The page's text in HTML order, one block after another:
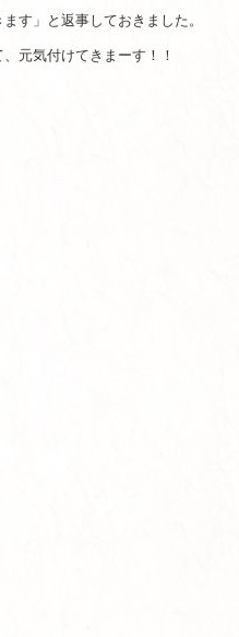
す」と返事しておきました。
元気付けてきまーす！！